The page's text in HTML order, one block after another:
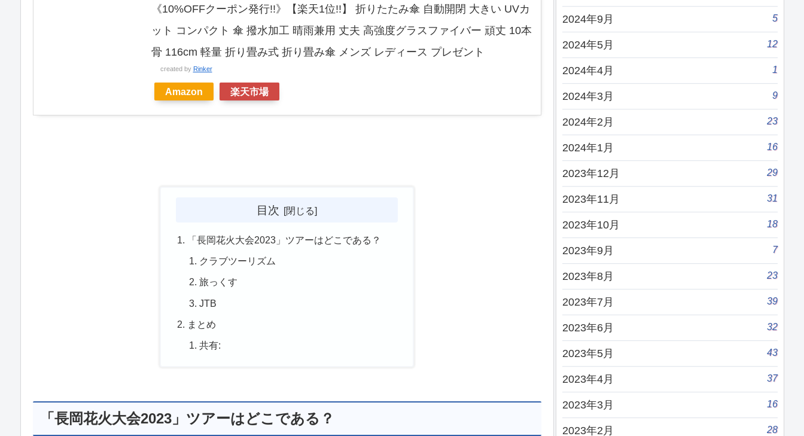
《10%OFFクーポン発行!!》【楽天1位!!】 折りたたみ傘 自動開閉 大きい UVカ
ット コンパクト 傘 撥水加工 晴雨兼用 丈夫 高強度グラスファイバー 頑丈 10本
骨 116cm 軽量 折り畳み式 折り畳み傘 メンズ レディース プレゼント
created by Rinker
Amazon 楽天市場
目次
「長岡花火大会2023」ツアーはどこである？
クラブツーリズム
旅っくす
JTB
まとめ
共有:
「長岡花火大会2023」ツアーはどこである？
2024年9月 5
2024年5月 12
2024年4月 1
2024年3月 9
2024年2月 23
2024年1月 16
2023年12月 29
2023年11月 31
2023年10月 18
2023年9月 7
2023年8月 23
2023年7月 39
2023年6月 32
2023年5月 43
2023年4月 37
2023年3月 16
2023年2月 28